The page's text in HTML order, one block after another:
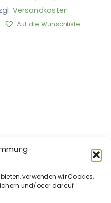
verwenden wir Cookies,
und/oder darauf
Versandkosten
Auf die Wunschliste
Grooming Deluxe –
Erste-Hilfe-Set